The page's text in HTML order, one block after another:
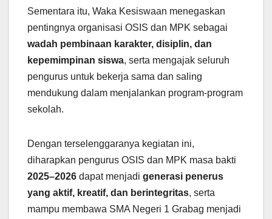
Sementara itu, Waka Kesiswaan menegaskan
pentingnya organisasi OSIS dan MPK sebagai
wadah pembinaan karakter, disiplin, dan
kepemimpinan siswa, serta mengajak seluruh
pengurus untuk bekerja sama dan saling
mendukung dalam menjalankan program-program
sekolah.
Dengan terselenggaranya kegiatan ini,
diharapkan pengurus OSIS dan MPK masa bakti
2025–2026 dapat menjadi generasi penerus
yang aktif, kreatif, dan berintegritas, serta
mampu membawa SMA Negeri 1 Grabag menjadi